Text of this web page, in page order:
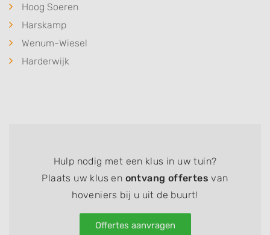
Hoog Soeren
Harskamp
Wenum-Wiesel
Harderwijk
Hulp nodig met een klus in uw tuin?
Plaats uw klus en ontvang offertes van
hoveniers bij u uit de buurt!
Offertes aanvragen